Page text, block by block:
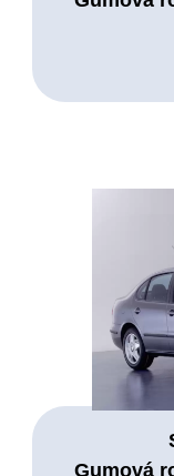
Gumová